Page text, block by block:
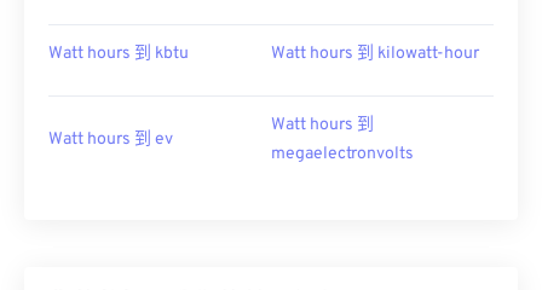
Watt hours 到 kbtu Watt hours 到 kilowatt-hour
Watt hours 到 ev
Watt hours 到
megaelectronvolts